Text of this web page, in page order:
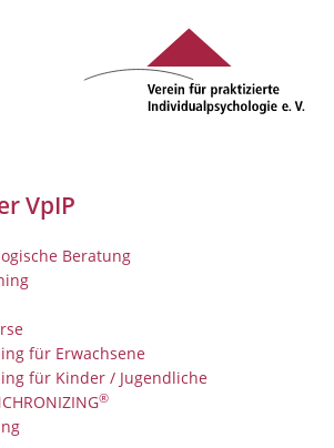
VpIP
Beratung
für Erwachsene
für Kinder / Jugendliche
®